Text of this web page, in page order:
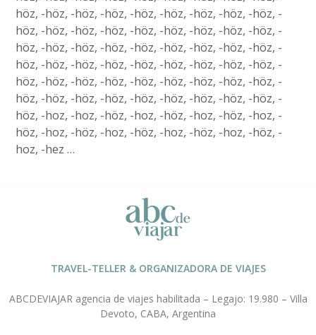
höz, -höz, -höz, -höz, -höz, -höz, -höz, -höz, -höz, -
höz, -höz, -höz, -höz, -höz, -höz, -höz, -höz, -höz, -
höz, -höz, -höz, -höz, -höz, -höz, -höz, -höz, -höz, -
höz, -höz, -höz, -höz, -höz, -höz, -höz, -höz, -höz, -
höz, -höz, -höz, -höz, -höz, -höz, -höz, -höz, -höz, -
höz, -höz, -höz, -höz, -höz, -höz, -höz, -höz, -höz, -
höz, -hoz, -hoz, -höz, -hoz, -höz, -hoz, -höz, -hoz, -
höz, -hoz, -höz, -hoz, -höz, -hoz, -höz, -hoz, -höz, -
hoz, -hez …
TRAVEL-TELLER & ORGANIZADORA DE VIAJES
ABCDEVIAJAR agencia de viajes habilitada – Legajo: 19.980 – Villa
Devoto, CABA, Argentina